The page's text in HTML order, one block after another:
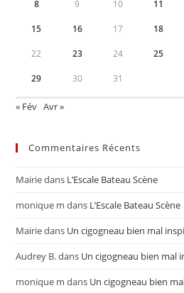
8 9 10 11
15 16 17 18
22 23 24 25
29 30 31
« Fév Avr »
Commentaires Récents
Mairiedans L’Escale Bateau Scène
monique m dans L’Escale Bateau Scène
Mairiedans Un cigogneau bien mal
Audrey B.dans Un cigogneau bien mal
monique m dans Un cigogneau bien